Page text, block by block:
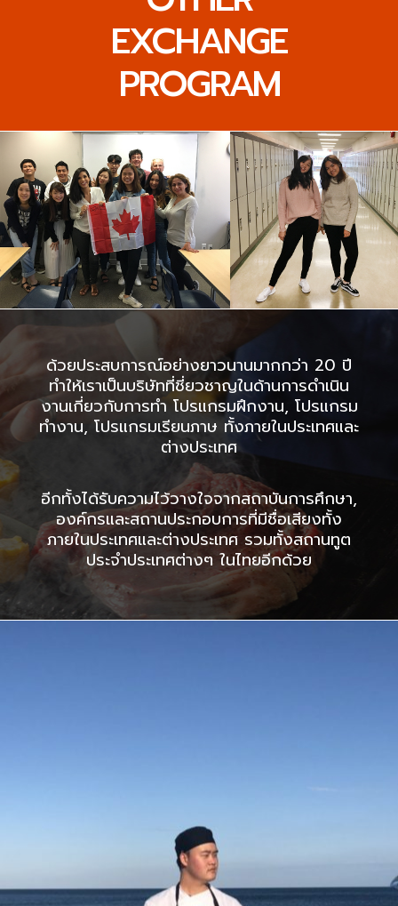
EXCHANGE
PROGRAM
ด้วยประสบการณ์อย่างยาวนานมากกว่า 20 ปี
ทำให้เราเป็นบริษัทที่ชี่ยวชาญในด้านการดำเนิน
งานเกี่ยวกับการทำ โปรแกรมฝึกงาน, โปรแกรม
ทำงาน, โปรแกรมเรียนภาษ ทั้งภายในประเทศและ
ต่างประเทศ
อีกทั้งได้รับความไว้วางใจจากสถาบันการศึกษา,
องค์กรและสถานประกอบการที่มีชื่อเสียงทั้ง
ภายในประเทศและต่างประเทศ รวมทั้งสถานทูต
ประจำประเทศต่างๆ ในไทยอีกด้วย